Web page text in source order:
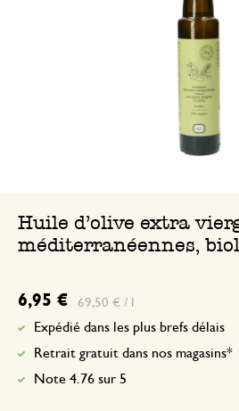
Huile d'olive extra
méditerranéennes,
6,95 € 69,50 € / l
Expédié dans les plus brefs délais
Retrait gratuit dans nos magasins*
Note 4.76 sur 5